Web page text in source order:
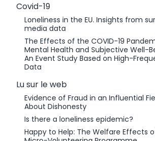
Covid-19
Loneliness in the EU. Insights from
media data
The Effects of the COVID-19
Mental Health and Subjective Well-
An Event Study Based on High-
Data
Lu sur le web
Evidence of Fraud in an Influential
About Dishonesty
Is there a loneliness epidemic?
Happy to Help: The Welfare Effects